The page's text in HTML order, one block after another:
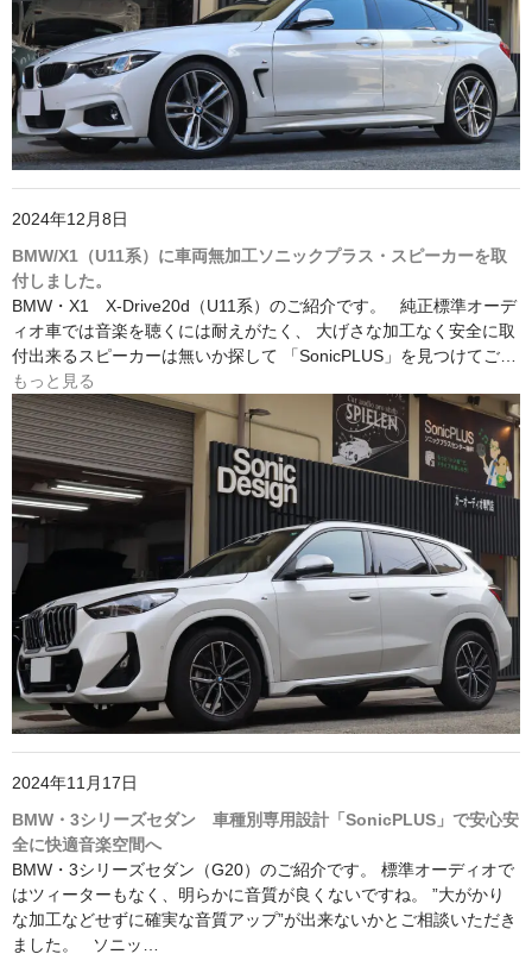
2024年12月8日
BMW/X1（U11系）に車両無加工ソニックプラス・スピーカーを取
付しました。
BMW・X1 X-Drive20d（U11系）のご紹介です。 純正標準オーデ
ィオ車では音楽を聴くには耐えがたく、 大げさな加工なく安全に取
付出来るスピーカーは無いか探して 「SonicPLUS」を見つけてご…
もっと見る
2024年11月17日
BMW・3シリーズセダン 車種別専用設計「SonicPLUS」で安心安
全に快適音楽空間へ
BMW・3シリーズセダン（G20）のご紹介です。 標準オーディオで
はツィーターもなく、明らかに音質が良くないですね。 ”大がかり
な加工などせずに確実な音質アップ”が出来ないかとご相談いただき
ました。 ソニッ…